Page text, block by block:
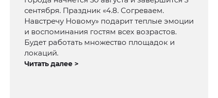
сентября. Праздник «4.8. Согреваем.
Навстречу Новому» подарит теплые эмоции
и воспоминания гостям всех возрастов.
Будет работать множество площадок и
локаций.
Читать далее >